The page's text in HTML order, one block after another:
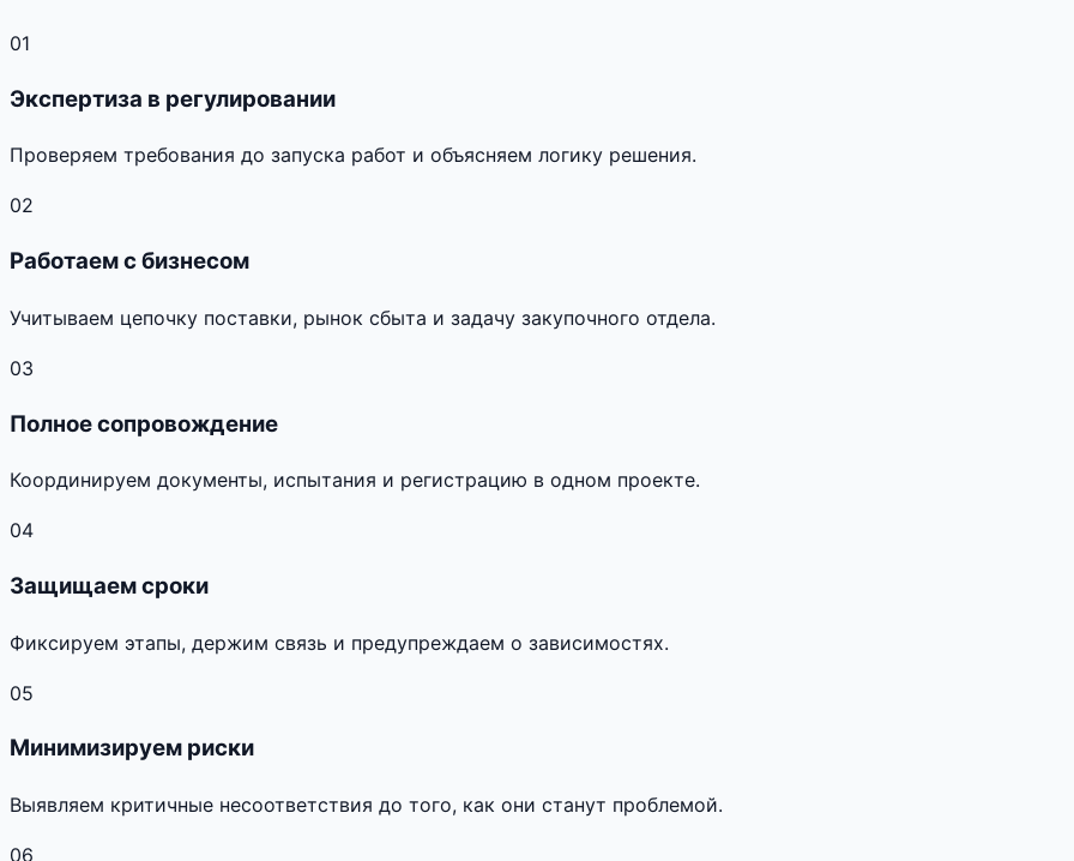
01
Экспертиза в регулировании
Проверяем требования до запуска работ и объясняем логику решения.
02
Работаем с бизнесом
Учитываем цепочку поставки, рынок сбыта и задачу закупочного отдела.
03
Полное сопровождение
Координируем документы, испытания и регистрацию в одном проекте.
04
Защищаем сроки
Фиксируем этапы, держим связь и предупреждаем о зависимостях.
05
Минимизируем риски
Выявляем критичные несоответствия до того, как они станут проблемой.
06